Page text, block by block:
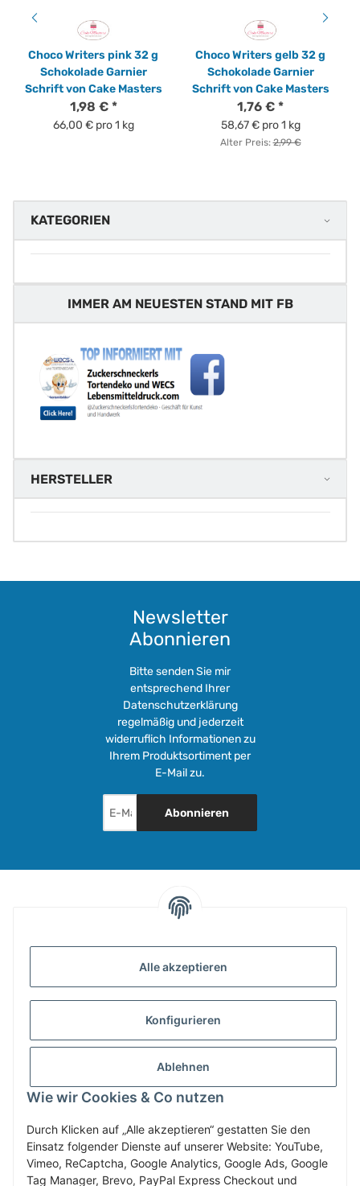
Alle akzeptieren
Konfigurieren
Ablehnen
Wie wir Cookies & Co nutzen
Durch Klicken auf „Alle akzeptieren“ gestatten Sie den
Einsatz folgender Dienste auf unserer Website: YouTube,
Vimeo, ReCaptcha, Google Analytics, Google Ads, Google
Tag Manager, Brevo, PayPal Express Checkout und
Choco Writers pink 32 g
Schokolade Garnier
Schrift von Cake Masters
1,98 € *
66,00 € pro 1 kg
Choco Writers gelb 32 g
Schokolade Garnier
Schrift von Cake Masters
1,76 € *
58,67 € pro 1 kg
Alter Preis:2,99 €
KATEGORIEN
IMMER AM NEUESTEN STAND MIT FB
HERSTELLER
Newsletter
Abonnieren
Bitte senden Sie mir
entsprechend Ihrer
Datenschutzerklärung
regelmäßig und jederzeit
widerruflich Informationen zu
Ihrem Produktsortiment per
E-Mail zu.
Abonnieren
GESETZLICHE INFORMATIONEN
ZAHLUNG & VERSAND
MEIN KONTO
Vertrag widerrufen